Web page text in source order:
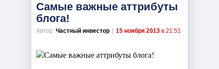
Самые важные аттрибуты
блога!
Автор: Частный инвестор 15 ноября 2013 в 21:51